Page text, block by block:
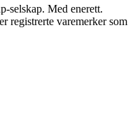
selskap. Med enerett.
registrerte varemerker som